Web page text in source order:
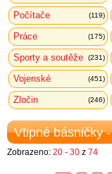
Počítače (119)
Práce (175)
Sporty a soutěže (231)
Vojenské (451)
Zločin (246)
Vtipné básničky
Zobrazeno: 20 - 30 z 74